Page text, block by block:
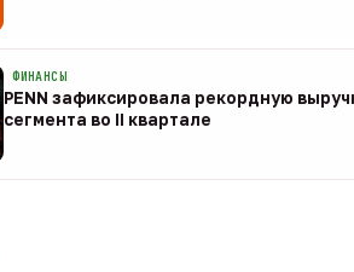
ФИНАНСЫ
PENN зафиксировала рекордную
сегмента во II квартале